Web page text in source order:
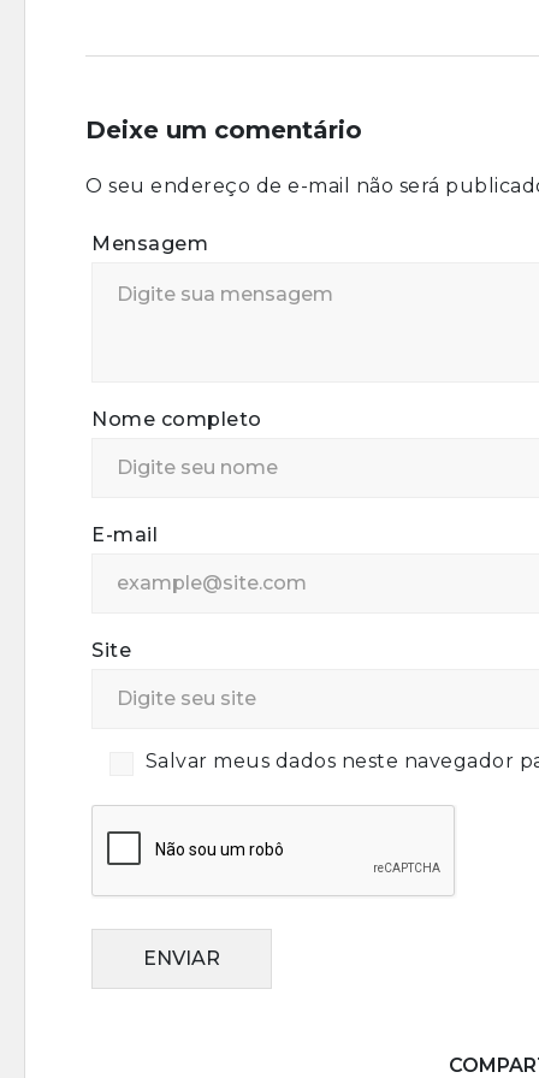
Deixe um comentário
O seu endereço de e-mail não será
Mensagem
Nome completo
E-mail
Site
Salvar meus dados neste navegador
ENVIAR